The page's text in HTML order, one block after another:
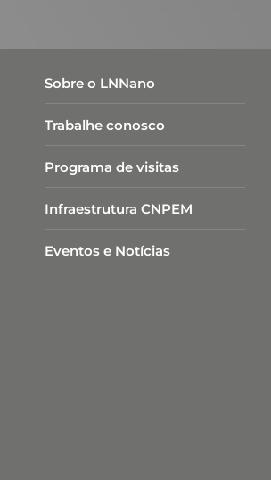
Sobre o LNNano
Trabalhe conosco
Programa de visitas
Infraestrutura CNPEM
Eventos e Notícias